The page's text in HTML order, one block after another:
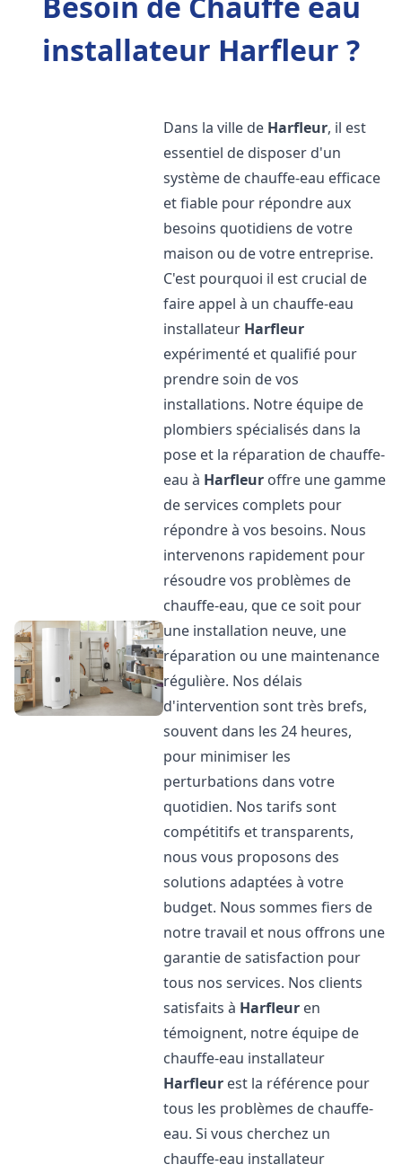
installateur Harfleur ?
Dans la ville de Harfleur, il est
essentiel de disposer d'un
système de chauffe-eau efficace
et fiable pour répondre aux
besoins quotidiens de votre
maison ou de votre entreprise.
C'est pourquoi il est crucial de
faire appel à un chauffe-eau
installateur Harfleur
expérimenté et qualifié pour
prendre soin de vos
installations. Notre équipe de
plombiers spécialisés dans la
pose et la réparation de chauffe-
eau à Harfleur offre une gamme
de services complets pour
répondre à vos besoins. Nous
intervenons rapidement pour
résoudre vos problèmes de
chauffe-eau, que ce soit pour
une installation neuve, une
réparation ou une maintenance
régulière. Nos délais
d'intervention sont très brefs,
souvent dans les 24 heures,
pour minimiser les
perturbations dans votre
quotidien. Nos tarifs sont
compétitifs et transparents,
nous vous proposons des
solutions adaptées à votre
budget. Nous sommes fiers de
notre travail et nous offrons une
garantie de satisfaction pour
tous nos services. Nos clients
satisfaits à Harfleur en
témoignent, notre équipe de
chauffe-eau installateur
Harfleur est la référence pour
tous les problèmes de chauffe-
eau. Si vous cherchez un
chauffe-eau installateur